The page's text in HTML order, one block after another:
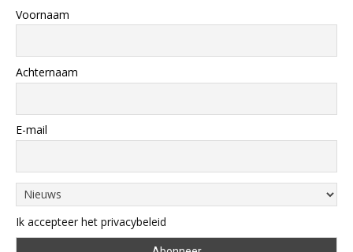
Voornaam
Achternaam
E-mail
Ik accepteer het privacybeleid